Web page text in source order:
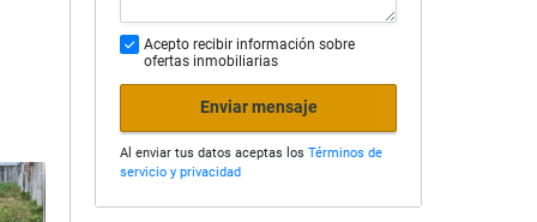
Acepto recibir información sobre
ofertas inmobiliarias
Enviar mensaje
Al enviar tus datos aceptas los Términos de
servicio y privacidad